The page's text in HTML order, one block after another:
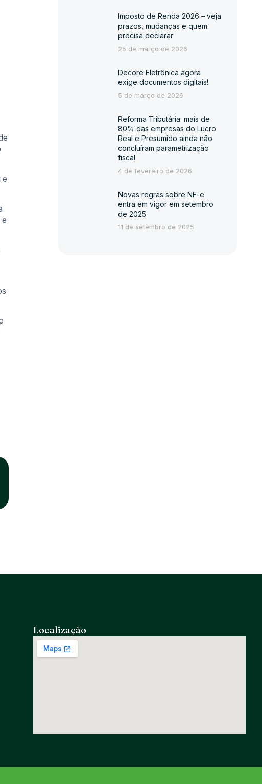
e
Imposto de Renda 2026 – veja
prazos, mudanças e quem
precisa declarar
25 de março de 2026
Decore Eletrônica agora
exige documentos digitais!
5 de março de 2026
Reforma Tributária: mais de
80% das empresas do Lucro
Real e Presumido ainda não
concluíram parametrização
fiscal
4 de fevereiro de 2026
Novas regras sobre NF-e
entra em vigor em setembro
de 2025
11 de setembro de 2025
Localização